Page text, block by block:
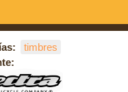
timbres